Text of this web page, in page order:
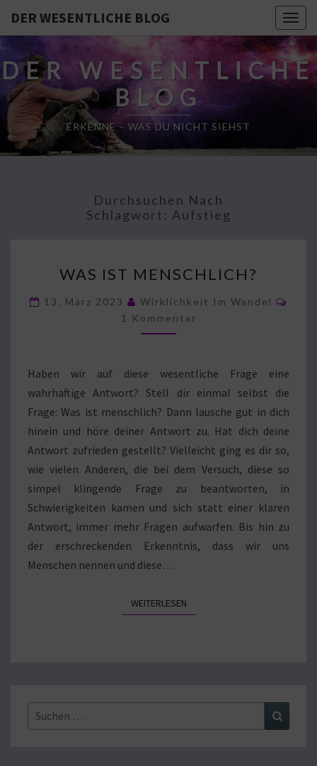
DER WESENTLICHE BLOG
DER WESENTLICHE
BLOG
ERKENNE – WAS DU NICHT SIEHST
Durchsuchen Nach
Schlagwort: Aufstieg
IST
MENSCHLICH?
WAS IST MENSCHLICH?
13. März 2023 Wirklichkeit Im Wandel
1 Kommentar
Haben wir auf diese wesentliche Frage eine
wahrhaftige Antwort? Stell dir einmal selbst die
Frage: Was ist menschlich? Dann lausche gut in dich
hinein und höre deiner Antwort zu. Hat dich deine
Antwort zufrieden gestellt? Vielleicht ging es dir so,
wie vielen Anderen, die bei dem Versuch, diese so
simpel klingende Frage zu beantworten, in
Schwierigkeiten kamen und sich statt einer klaren
Antwort, immer mehr Fragen aufwarfen. Bis hin zu
der erschreckenden Erkenntnis, dass wir uns
Menschen nennen und diese…
WEITERLESENWEITERLESEN
Suchen
nach: